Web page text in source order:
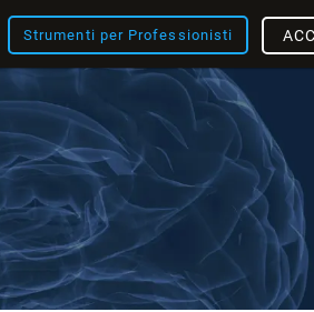
Strumenti per Professionisti